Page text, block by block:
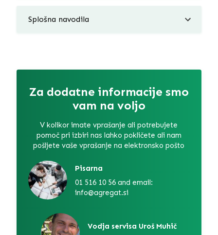
Splošna navodila
Za dodatne informacije smo
vam na voljo
V kolikor imate vprašanje ali potrebujete
pomoč pri izbiri nas lahko pokličete ali nam
pošljete vaše vprašanje na elektronsko pošto
Pisarna
01 516 10 56 and email:
info@agregat.si
Vodja servisa Uroš Muhič